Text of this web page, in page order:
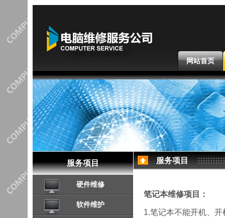
网站首页
服务项目
硬件维修
软件维护
服务项目
笔记本维修项目：
1.笔记本不能开机、